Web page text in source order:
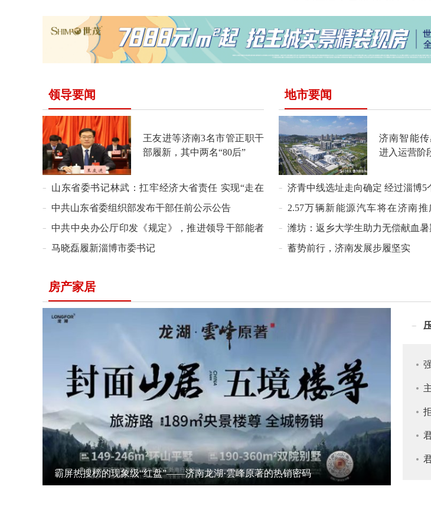
领导要闻
王友进等济南3名市管正职干
部履新，其中两名“80后”
山东省委书记林武：扛牢经济大省责任 实现“走在
前、开新局”
中共山东省委组织部发布干部任前公示公告
中共中央办公厅印发《规定》，推进领导干部能者
上、优者奖、庸者下、劣者汰
马晓磊履新淄博市委书记
地市要闻
济南智能
进入运营阶
济青中线选址走向确定 经过淄博5
2.57万辆新能源汽车将在济南
行，首批公共领域车辆全面电动化
潍坊：返乡大学生助力无偿献血
蓄势前行，济南发展步履坚实
房产家居
霸屏热搜榜的现象级“红盘”——济南龙湖·雲峰原著的热销密码